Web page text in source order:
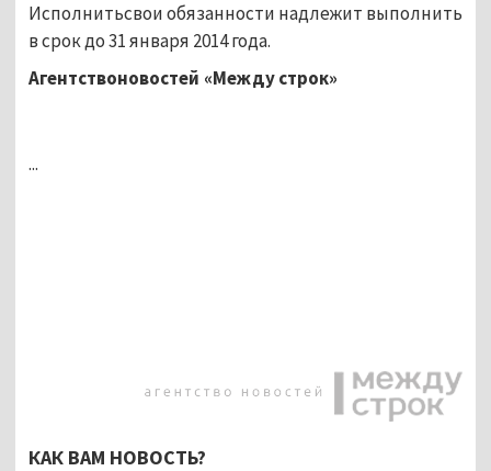
Исполнитьсвои обязанности надлежит выполнить
в срок до 31 января 2014 года.
Агентствоновостей «Между строк»
...
КАК ВАМ НОВОСТЬ?